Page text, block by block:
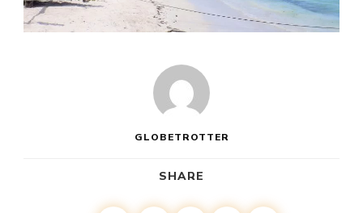
GLOBETROTTER
SHARE